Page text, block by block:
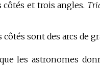
et trois angles.
sont des arcs de
les astronomes